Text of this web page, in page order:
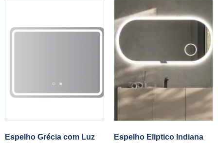
Espelho Grécia com Luz
Espelho Eliptico Indiana